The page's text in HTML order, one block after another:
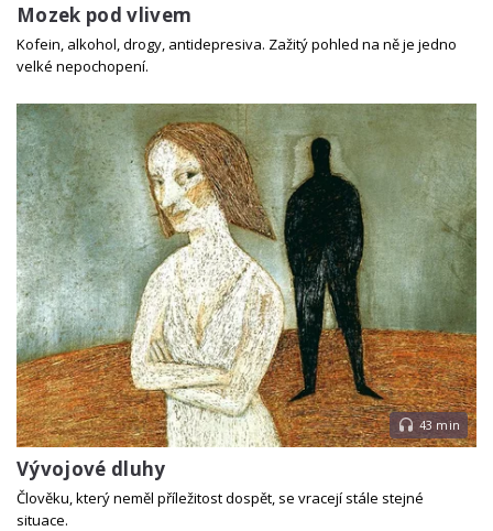
Mozek pod vlivem
Kofein, alkohol, drogy, antidepresiva. Zažitý pohled na ně je jedno
velké nepochopení.
43 min
Vývojové dluhy
Člověku, který neměl příležitost dospět, se vracejí stále stejné
situace.